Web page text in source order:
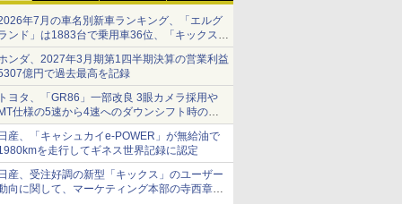
年7月の車名別新車ランキング、「エルグ
ンド」は1883台で乗用車36位、「キックス」
2591台で27位に
ンダ、2027年3月期第1四半期決算の営業利益
億円で過去最高を記録
トヨタ、「GR86」一部改良 3眼カメラ採用や
MT仕様の5速から4速へのダウンシフト時の操
性向上など
日産、「キャシュカイe-POWER」が無給油で
を走行してギネス世界記録に認定
日産、受注好調の新型「キックス」のユーザー
向に関して、マーケティング本部の寺西章氏